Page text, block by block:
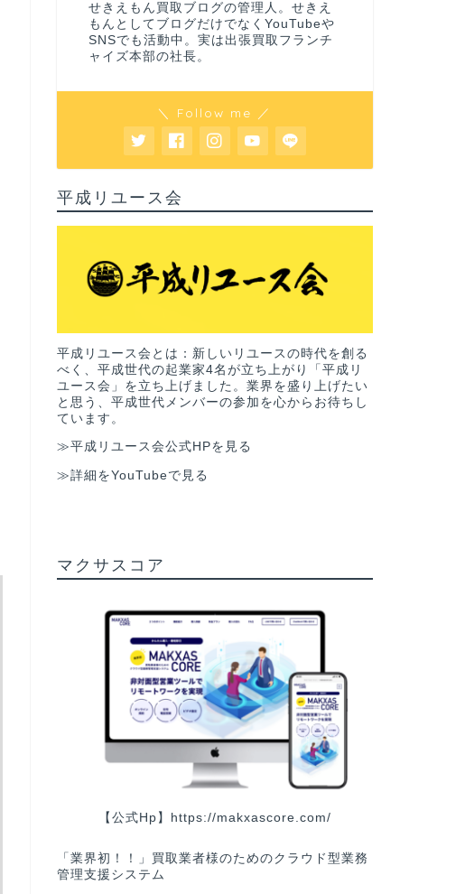
せきえもん買取ブログの管理人。せきえ
もんとしてブログだけでなくYouTubeや
SNSでも活動中。実は出張買取フランチ
ャイズ本部の社長。
＼ Follow me ／
平成リユース会
平成リユース会とは：新しいリユースの時代を創る
べく、平成世代の起業家4名が立ち上がり「平成リ
ユース会」を立ち上げました。業界を盛り上げたい
と思う、平成世代メンバーの参加を心からお待ちし
ています。
≫平成リユース会公式HPを見る
≫詳細をYouTubeで見る
マクサスコア
【公式Hp】 https://makxascore.com/
「業界初！！」買取業者様のためのクラウド型業務
管理支援システム